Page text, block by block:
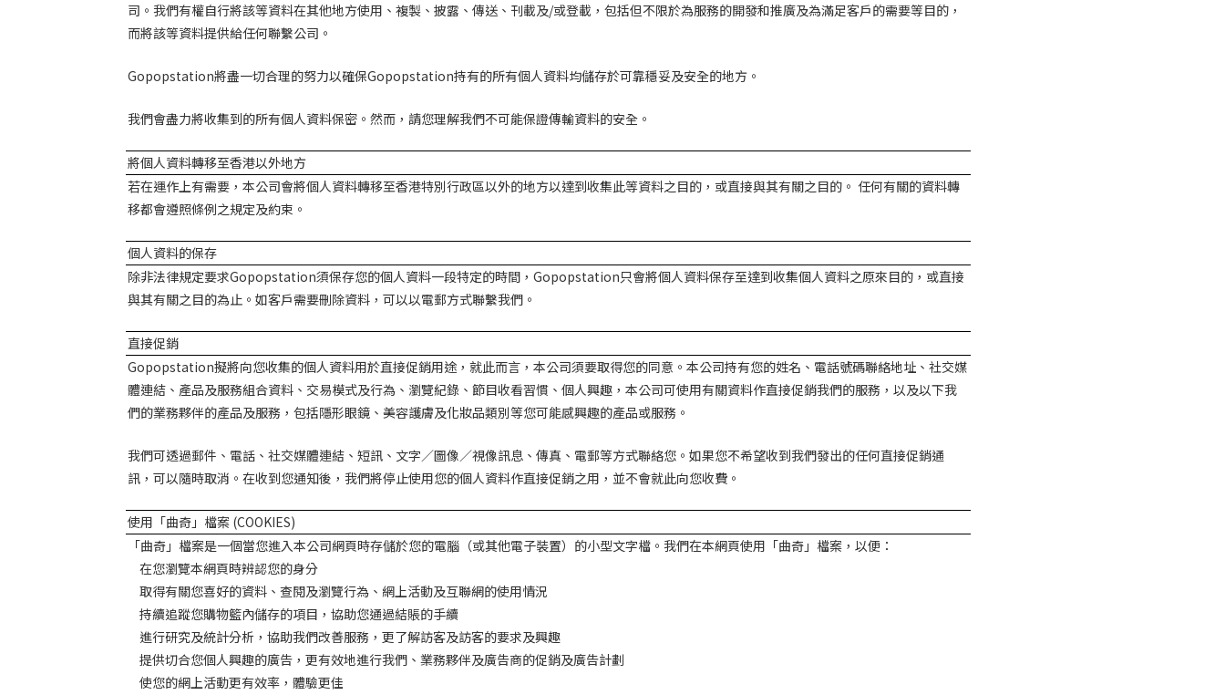
司。我們有權自行將該等資料在其他地方使用、複製、披露、傳送、刊載及/或登載，包括但不限於為服務的開發和推廣及為滿足客戶的需要等目的，
而將該等資料提供給任何聯繫公司。
Gopopstation將盡一切合理的努力以確保Gopopstation持有的所有個人資料均儲存於可靠穩妥及安全的地方。
我們會盡力將收集到的所有個人資料保密。然而，請您理解我們不可能保證傳輸資料的安全。
將個人資料轉移至香港以外地方
若在運作上有需要，本公司會將個人資料轉移至香港特別行政區以外的地方以達到收集此等資料之目的，或直接與其有關之目的。 任何有關的資料轉
移都會遵照條例之規定及約束。
個人資料的保存
除非法律規定要求Gopopstation須保存您的個人資料一段特定的時間， Gopopstation只會將個人資料保存至達到收集個人資料之原來目的，或直接
與其有關之目的為止。如客戶需要刪除資料，可以以電郵方式聯繫我們。
直接促銷
Gopopstation擬將向您收集的個人資料用於直接促銷用途，就此而言，本公司須要取得您的同意。本公司持有您的姓名、電話號碼聯絡地址、社交媒
體連結、產品及服務組合資料、交易模式及行為、瀏覽紀錄、節目收看習慣、個人興趣，本公司可使用有關資料作直接促銷我們的服務，以及以下我
們的業務夥伴的產品及服務，包括隱形眼鏡、美容護膚及化妝品類別等您可能感興趣的產品或服務。
我們可透過郵件、電話、社交媒體連結、短訊、文字／圖像／視像訊息、傳真、電郵等方式聯絡您。如果您不希望收到我們發出的任何直接促銷通
訊，可以隨時取消。在收到您通知後，我們將停止使用您的個人資料作直接促銷之用，並不會就此向您收費。
使用「曲奇」檔案(COOKIES)
「曲奇」檔案是一個當您進入本公司網頁時存儲於您的電腦（或其他電子裝置）的小型文字檔。我們在本網頁使用「曲奇」檔案，以便：
在您瀏覽本網頁時辨認您的身分
取得有關您喜好的資料、查閱及瀏覽行為、網上活動及互聯網的使用情況
持續追蹤您購物籃內儲存的項目，協助您通過結賬的手續
進行研究及統計分析，協助我們改善服務，更了解訪客及訪客的要求及興趣
提供切合您個人興趣的廣告，更有效地進行我們、業務夥伴及廣告商的促銷及廣告計劃
使您的網上活動更有效率，體驗更佳